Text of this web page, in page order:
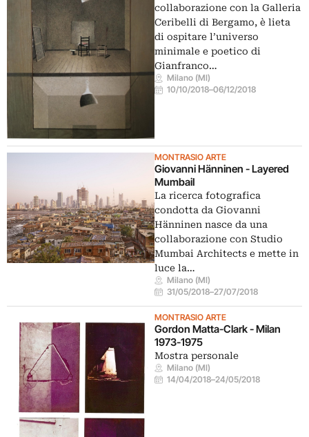
collaborazione con la Galleria
Ceribelli di Bergamo, è lieta
di ospitare l’universo
minimale e poetico di
Gianfranco…
Milano (MI)
10/10/2018–06/12/2018
MONTRASIO ARTE
Giovanni Hänninen - Layered
MumbaiI
La ricerca fotografica
condotta da Giovanni
Hänninen nasce da una
collaborazione con Studio
Mumbai Architects e mette in
luce la…
Milano (MI)
31/05/2018–27/07/2018
MONTRASIO ARTE
Gordon Matta-Clark - Milan
1973-1975
Mostra personale
Milano (MI)
14/04/2018–24/05/2018